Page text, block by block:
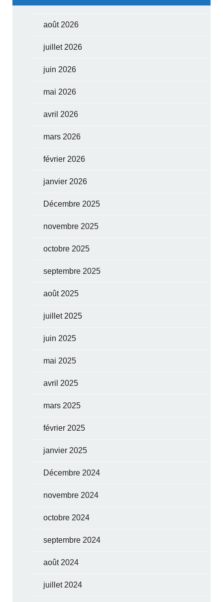
août 2026
juillet 2026
juin 2026
mai 2026
avril 2026
mars 2026
février 2026
janvier 2026
Décembre 2025
novembre 2025
octobre 2025
septembre 2025
août 2025
juillet 2025
juin 2025
mai 2025
avril 2025
mars 2025
février 2025
janvier 2025
Décembre 2024
novembre 2024
octobre 2024
septembre 2024
août 2024
juillet 2024